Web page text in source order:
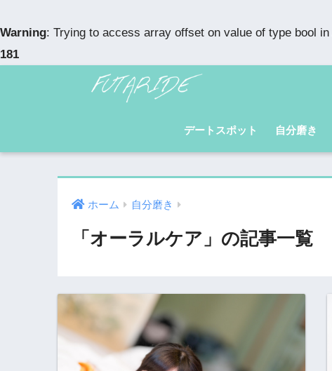
Warning: Trying to access array offset on value of type bool in
181
デートスポット 自分磨き
ホーム 自分磨き
「オーラルケア」の記事一覧